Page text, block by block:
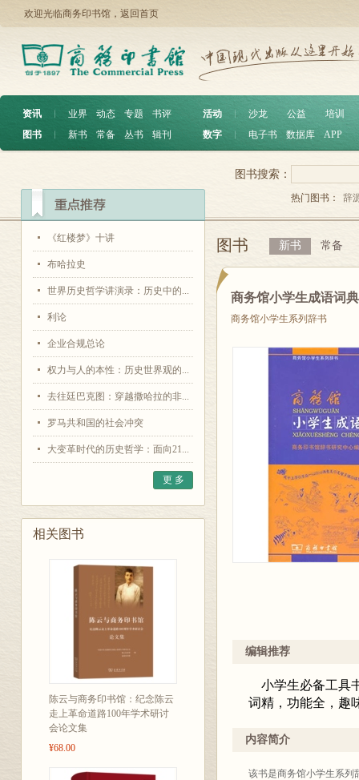
欢迎光临商务印书馆， 返回首页
资讯 ︱ 业界 动态 专题
书评
图书
︱ 新书 常备 丛书 辑刊
活动 沙龙 公益
培训
数字
电子书 数据库 APP
《红楼梦》十讲
布哈拉史
世界历史哲学讲演录：历史中的...
利论
企业合规总论
权力与人的本性：历史世界观的...
去往廷巴克图：穿越撒哈拉的非...
罗马共和国的社会冲突
大变革时代的历史哲学：面向21...
更 多
相关图书
陈云与商务印书馆：纪念陈云
走上革命道路100年学术研讨
会论文集
¥68.00
图书搜索：
热门图书： 辞
图书 新书 常备
商务馆小学生成语词
商务馆小学生系列辞书
编辑推荐
小学生必备工具
词精，功能全，趣
内容简介
该书是商务馆小学生系列